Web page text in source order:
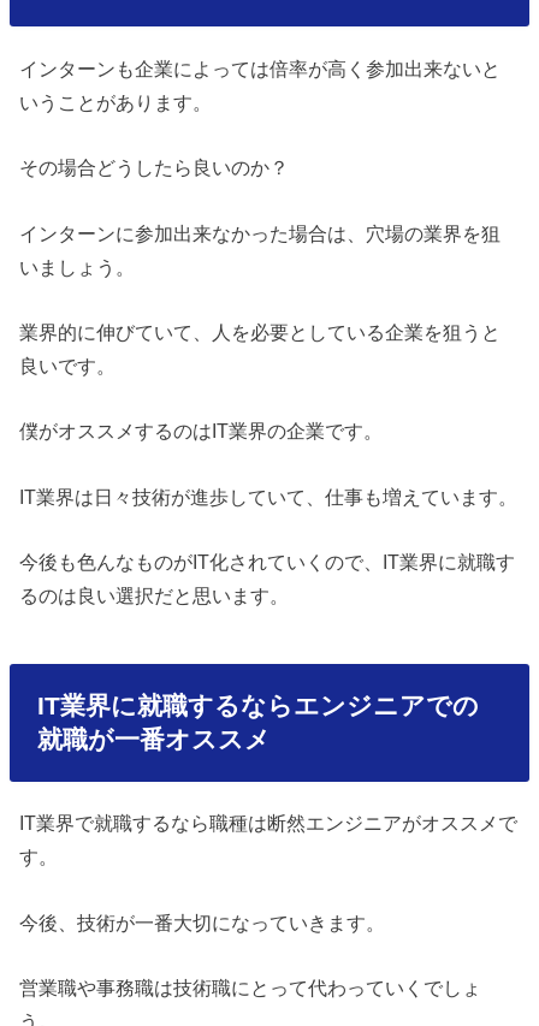
インターンも企業によっては倍率が高く参加出来ないと
いうことがあります。
その場合どうしたら良いのか？
インターンに参加出来なかった場合は、穴場の業界を狙
いましょう。
業界的に伸びていて、人を必要としている企業を狙うと
良いです。
僕がオススメするのはIT業界の企業です。
IT業界は日々技術が進歩していて、仕事も増えています。
今後も色んなものがIT化されていくので、IT業界に就職す
るのは良い選択だと思います。
IT業界に就職するならエンジニアでの
就職が一番オススメ
IT業界で就職するなら職種は断然エンジニアがオススメで
す。
今後、技術が一番大切になっていきます。
営業職や事務職は技術職にとって代わっていくでしょ
う。